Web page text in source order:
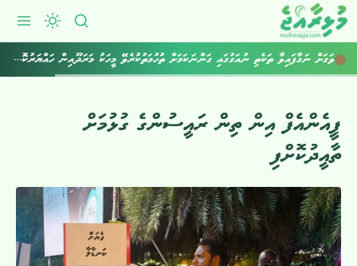
ވަގަށް ނަގާފައިވާ ތަކެތި ނުއަގުގައި ގަންނަކަމަށް ތުހުމަތުކުރެވޭ މީހަކު މަރަދޫއިން ހައްޔަރުކޮށްފި
ޕީއެންއެފް އިން ތިން ރައީސުންގެ ގުޅުމަށް
ތާއީދުކޮށްފި